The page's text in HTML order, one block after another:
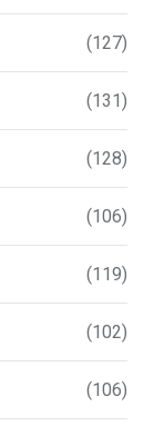
(127)
(131)
(128)
(106)
(119)
(102)
(106)